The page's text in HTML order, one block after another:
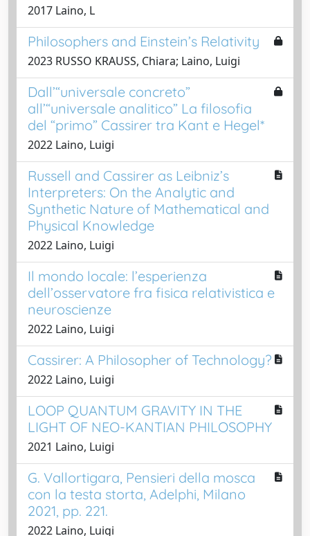
2017 Laino, L
Philosophers and Einstein’s Relativity
2023 RUSSO KRAUSS, Chiara; Laino, Luigi
Dall’“universale concreto”
all’“universale analitico” La filosofia
del “primo” Cassirer tra Kant e Hegel*
2022 Laino, Luigi
Russell and Cassirer as Leibniz’s
Interpreters: On the Analytic and
Synthetic Nature of Mathematical and
Physical Knowledge
2022 Laino, Luigi
Il mondo locale: l’esperienza
dell’osservatore fra fisica relativistica e
neuroscienze
2022 Laino, Luigi
Cassirer: A Philosopher of Technology?
2022 Laino, Luigi
LOOP QUANTUM GRAVITY IN THE
LIGHT OF NEO-KANTIAN PHILOSOPHY
2021 Laino, Luigi
G. Vallortigara, Pensieri della mosca
con la testa storta, Adelphi, Milano
2021, pp. 221.
2022 Laino, Luigi